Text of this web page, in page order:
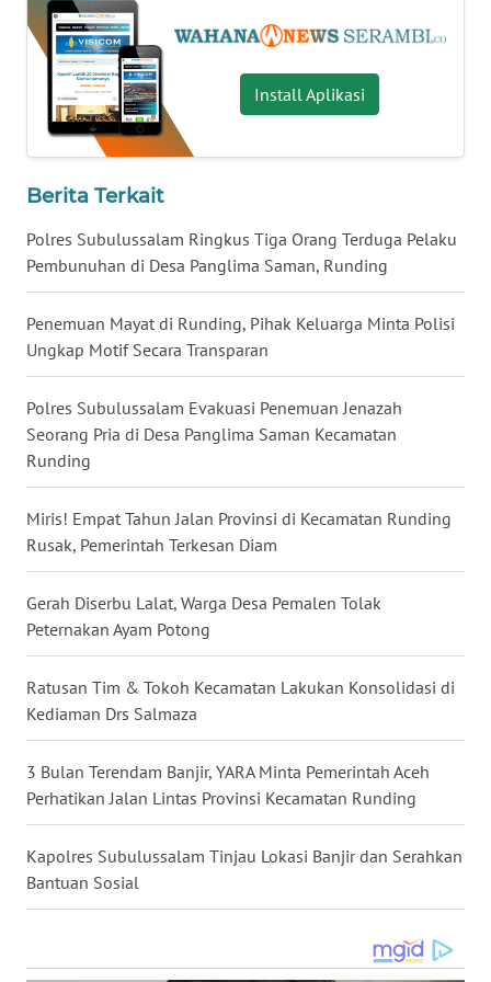
Install Aplikasi
Berita Terkait
Polres Subulussalam Ringkus Tiga Orang Terduga Pelaku
Pembunuhan di Desa Panglima Saman, Runding
Penemuan Mayat di Runding, Pihak Keluarga Minta Polisi
Ungkap Motif Secara Transparan
Polres Subulussalam Evakuasi Penemuan Jenazah
Seorang Pria di Desa Panglima Saman Kecamatan
Runding
Miris! Empat Tahun Jalan Provinsi di Kecamatan Runding
Rusak, Pemerintah Terkesan Diam
Gerah Diserbu Lalat, Warga Desa Pemalen Tolak
Peternakan Ayam Potong
Ratusan Tim & Tokoh Kecamatan Lakukan Konsolidasi di
Kediaman Drs Salmaza
3 Bulan Terendam Banjir, YARA Minta Pemerintah Aceh
Perhatikan Jalan Lintas Provinsi Kecamatan Runding
Kapolres Subulussalam Tinjau Lokasi Banjir dan Serahkan
Bantuan Sosial
WN
SULTENG
WN
SULBAR
BABEL
WN
SUMBAR
WN
SUMSEL
WN
BENGKULU
LAMPUNG
JATENG
WN
NUSANTARA
WN
JOGJA
WN
JATIM
WN